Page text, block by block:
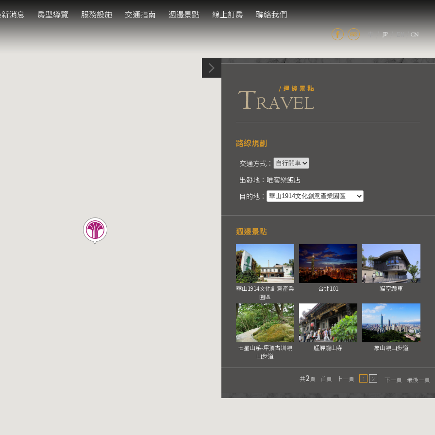
消息 房型導覽 服務設施 交通指南 週邊景點 線上訂房
聯絡我們
/
/ /
路線規劃
交通方式：
出發地：唯客樂飯店
目的地：
週邊景點
華山1914文化創意產業
園區
台北101 貓空纜車
七星山系-坪頂古圳親
山步道
艋舺龍山寺 象山親山步道
最後一頁
下一頁
1 2
上一頁
首頁
共2頁